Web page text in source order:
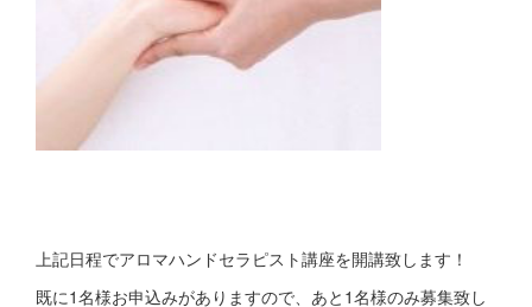
上記日程でアロマハンドセラピスト講座を開講致します！
既に1名様お申込みがありますので、あと1名様のみ募集致し